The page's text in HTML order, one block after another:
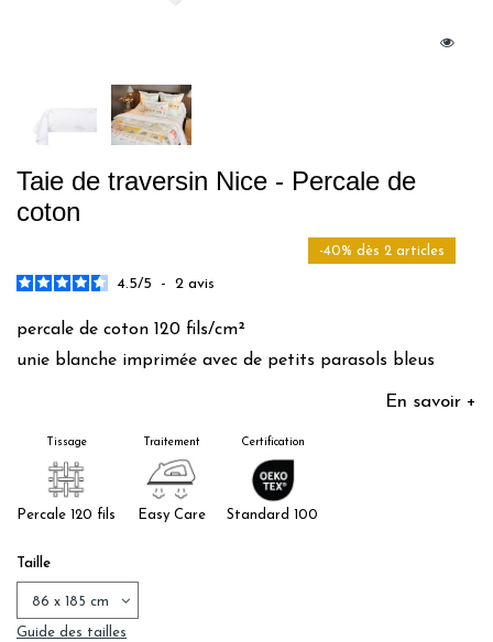
Taie de traversin Nice - Percale de
coton
-40% dès 2 articles
4.5/5 - 2 avis
percale de coton 120 fils/cm²
unie blanche imprimée avec de petits parasols bleus
En savoir +
Tissage
Percale 120 fils
Traitement
Easy Care
Certification
Standard 100
Taille
Guide des tailles